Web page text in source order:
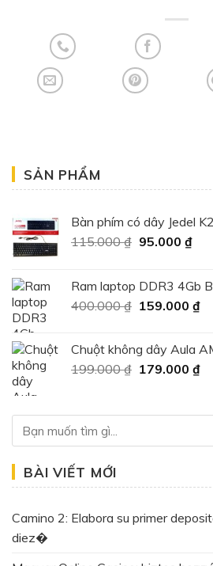
SẢN PHẨM
Bàn phím có dây Jedel
115.000₫ Giá
115.000 ₫.
95.000 ₫Giá
là:
Ram laptop DDR3 4Gb
400.000₫ Giá
400.000 ₫.
159.000 ₫Giá
là:
Chuột không dây Aula
199.000₫ Giá
199.000 ₫.
179.000 ₫Giá
là:
BÀI VIẾT MỚI
Camino 2: Elabora su primer
diez�